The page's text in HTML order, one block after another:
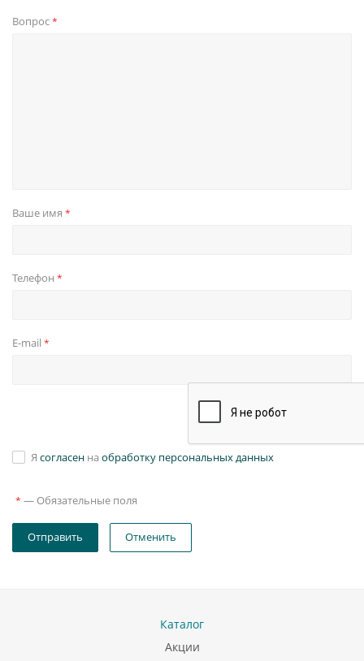
Вопрос*
Ваше имя *
Телефон *
E-mail *
Я согласен на обработку персональных данных
* — Обязательные поля
Отправить Отменить
Каталог
Акции